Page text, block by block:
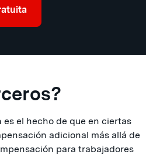
el hecho de que en ciertas
adicional más allá de
para trabajadores